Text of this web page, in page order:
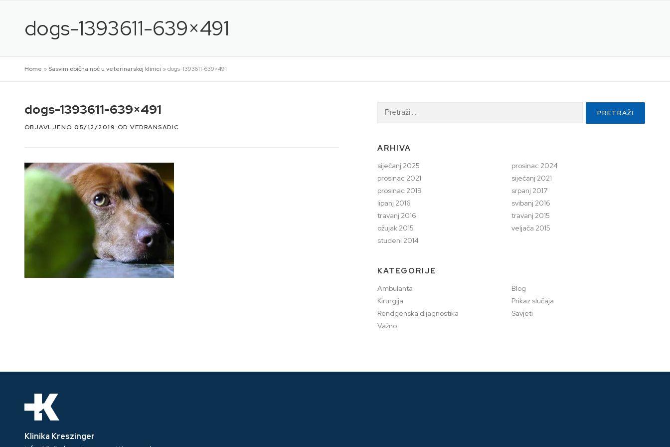
dogs-1393611-639×491
Home »Sasvim obična noć u veterinarskoj klinici »dogs-1393611-639×491
dogs-1393611-639×491
OBJAVLJENO05/12/2019 ODVEDRANSADIC
Pretraži:
ARHIVA
siječanj 2025
prosinac 2024
prosinac 2021
siječanj 2021
prosinac 2019
srpanj 2017
lipanj 2016
svibanj 2016
travanj 2016
travanj 2015
ožujak 2015
veljača 2015
studeni 2014
KATEGORIJE
Ambulanta
Blog
Kirurgija
Prikaz slučaja
Rendgenska dijagnostika
Savjeti
Važno
Klinika Kreszinger